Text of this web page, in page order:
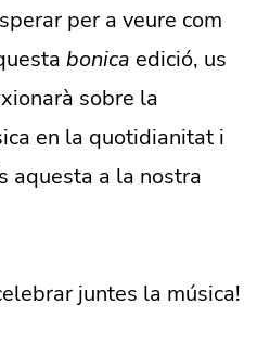
per a veure com
bonica edició, us
sobre la
en la quotidianitat i
aquesta a la nostra
juntes la música!